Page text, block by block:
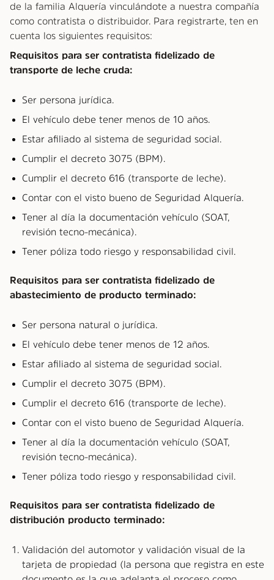
de la familia Alquería vinculándote a nuestra compañía
como contratista o distribuidor. Para registrarte, ten en
cuenta los siguientes requisitos:
Requisitos para ser contratista fidelizado de
transporte de leche cruda:
Ser persona jurídica.
El vehículo debe tener menos de 10 años.
Estar afiliado al sistema de seguridad social.
Cumplir el decreto 3075 (BPM).
Cumplir el decreto 616 (transporte de leche).
Contar con el visto bueno de Seguridad Alquería.
Tener al día la documentación vehículo (SOAT,
revisión tecno-mecánica).
Tener póliza todo riesgo y responsabilidad civil.
Requisitos para ser contratista fidelizado de
abastecimiento de producto terminado:
Ser persona natural o jurídica.
El vehículo debe tener menos de 12 años.
Estar afiliado al sistema de seguridad social.
Cumplir el decreto 3075 (BPM).
Cumplir el decreto 616 (transporte de leche).
Contar con el visto bueno de Seguridad Alquería.
Tener al día la documentación vehículo (SOAT,
revisión tecno-mecánica).
Tener póliza todo riesgo y responsabilidad civil.
Requisitos para ser contratista fidelizado de
distribución producto terminado:
Validación del automotor y validación visual de la
tarjeta de propiedad (la persona que registra en este